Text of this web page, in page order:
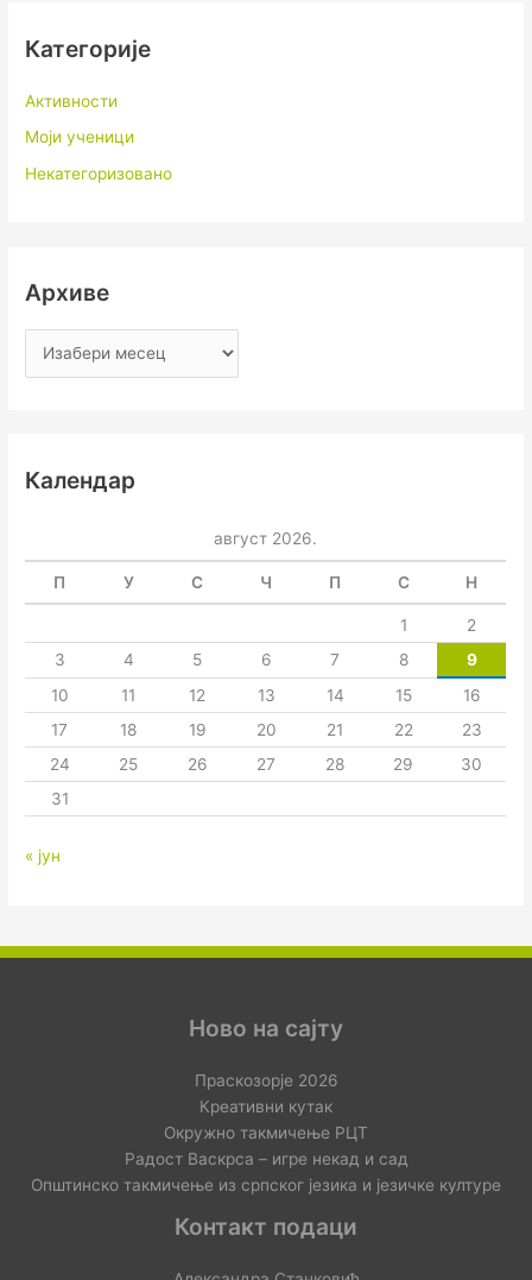
Категорије
Активности
Моји ученици
Некатегоризовано
Архиве
Календар
август 2026.
П У С Ч П С Н
1
2
3
4 5 6 7 8
9
10
11 12 13 14 15
16
17
18 19 20 21 22
23
24
25 26 27 28 29
30
31
« јун
Ново на сајту
Праскозорје 2026
Креативни кутак
Окружно такмичење РЦТ
Радост Васкрса – игре некад и сад
Општинско такмичење из српског језика и језичке културе
Контакт подаци